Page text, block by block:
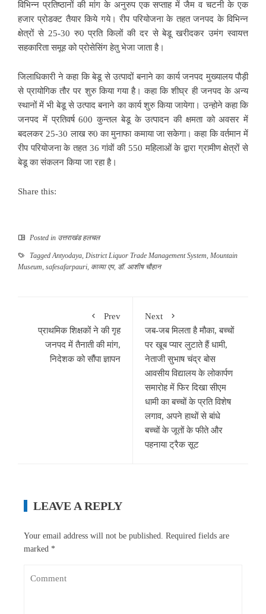
विभिन्न प्रतिष्ठानों की मांग के अनुरुप एक सप्ताह में जैम व चटनी के एक
हजार प्रोडक्ट तैयार किये गये। रीप परियोजना के तहत जनपद के विभिन्न
क्षेत्रों से 25-30 रु0 प्रति किलों की दर से बेडू खरीदकर उमंग स्वायत्त
सहकारिता समूह को प्रोसेसिंग हेतु भेजा जाता है।
जिलाधिकारी ने कहा कि बेडू से उत्पादों बनाने का कार्य जनपद मुख्यालय पौड़ी
से प्रायोगिक तौर पर शुरु किया गया है। कहा कि शीघ्र ही जनपद के अन्य
स्थानों में भी बेडू से उत्पाद बनाने का कार्य शुरु किया जायेगा। उन्होने कहा कि
जनपद में प्रतिवर्ष 600 कुन्तल बेडू के उत्पादन की क्षमता को अवसर में
बदलकर 25-30 लाख रु0 का मुनाफा कमाया जा सकेगा। कहा कि वर्तमान में
रीप परियोजना के तहत 36 गांवों की 550 महिलाओं के द्वारा ग्रामीण क्षेत्रों से
बेडू का संकलन किया जा रहा है।
Share this:
Posted in उत्तराखंड हलचल
TaggedAntyodaya, District Liquor Trade Management System, Mountain
Museum, safesafarpauri, काव्या एप, डॉ. आशीष चौहान
Prev
प्राथमिक शिक्षकों ने की गृह
जनपद में तैनाती की मांग,
निदेशक को सौंपा ज्ञापन
Next
जब-जब मिलता है मौका, बच्चों
पर खूब प्यार लुटाते हैं धामी,
नेताजी सुभाष चंद्र बोस
आवसीय विद्यालय के लोकार्पण
समारोह में फिर दिखा सीएम
धामी का बच्चों के प्रति विशेष
लगाव, अपने हाथों से बांधे
बच्चों के जूतों के फीते और
पहनाया ट्रैक सूट
LEAVE A REPLY
Your email address will not be published.
Required fields are
marked *